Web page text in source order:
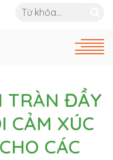
TRÀN ĐẦY
CẢM XÚC
CÁC